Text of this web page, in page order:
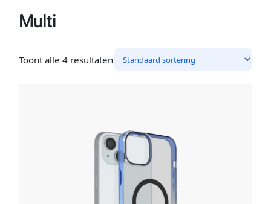
Multi
Toont alle 4 resultaten